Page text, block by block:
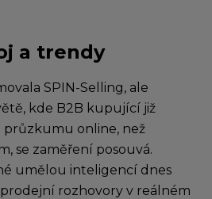
a trendy
SPIN-Selling, ale
kde B2B kupující již
průzkumu online, než
se zaměření posouvá.
umělou inteligencí dnes
rozhovory v reálném